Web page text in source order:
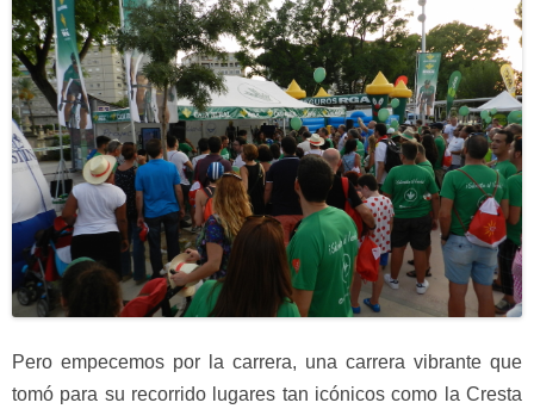
Pero empecemos por la carrera, una carrera vibrante que
tomó para su recorrido lugares tan icónicos como la Cresta